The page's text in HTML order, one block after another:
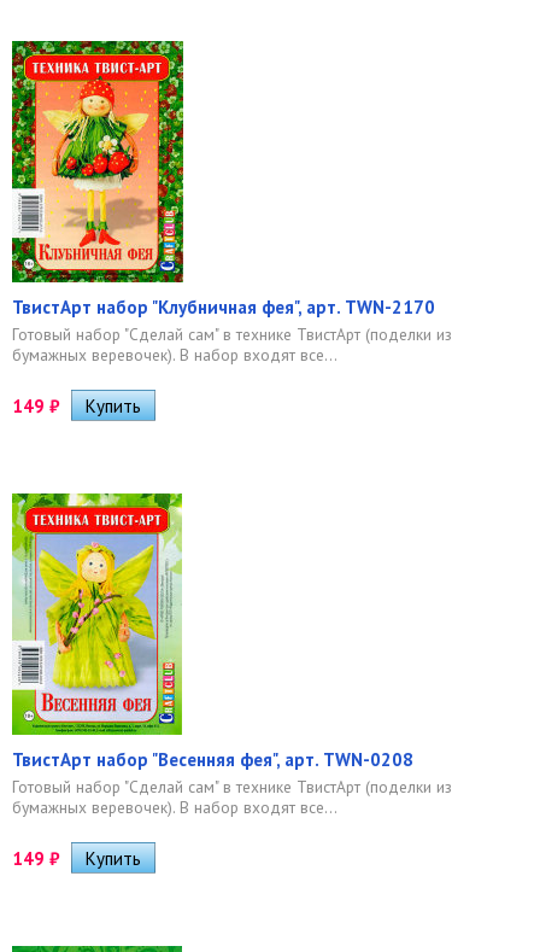
ТвистАрт набор "Клубничная фея", арт. TWN-2170
Готовый набор "Сделай сам" в технике ТвистАрт (поделки из
бумажных веревочек). В набор входят все...
149 ₽
ТвистАрт набор "Весенняя фея", арт. TWN-0208
Готовый набор "Сделай сам" в технике ТвистАрт (поделки из
бумажных веревочек). В набор входят все...
149 ₽